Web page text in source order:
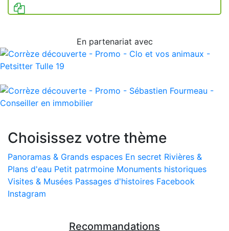
En partenariat avec
Choisissez votre thème
Panoramas & Grands espaces En secret Rivières &
Plans d'eau Petit patrmoine Monuments historiques
Visites & Musées Passages d'histoires Facebook
Instagram
Recommandations